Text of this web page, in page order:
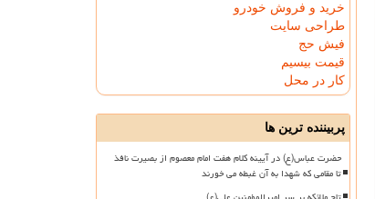
خرید و فروش خودرو
طراحی سایت
فیش حج
قیمت بیسیم
کار در محل
پربیننده ترین ها
حضرت عباس(ع) در آیینه کلام هفت امام معصوم از بصیرت نافذ
تا مقامی که شهدا به آن غبطه می خورند